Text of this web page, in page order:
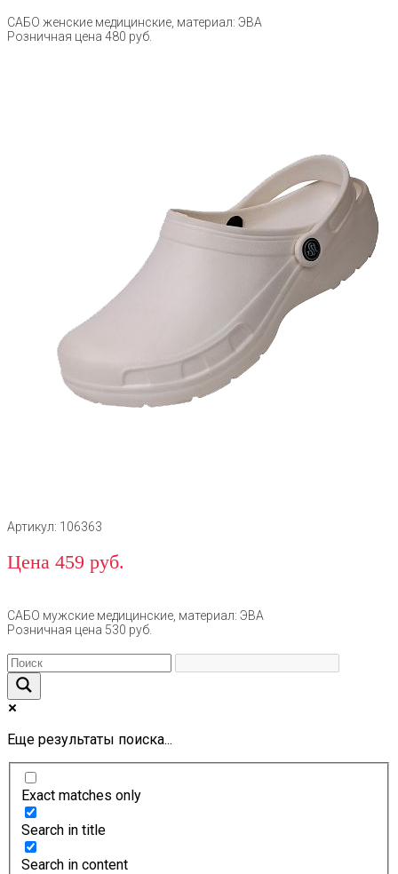
САБО женские медицинские, материал: ЭВА
Розничная цена 480 руб.
Артикул: 106363
Цена 459 руб.
САБО мужские медицинские, материал: ЭВА
Розничная цена 530 руб.
Еще результаты поиска...
Exact matches only
Search in title
Search in content